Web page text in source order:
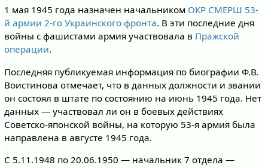
1 мая 1945 года назначен начальником ОКР СМЕРШ 53-
й армии 2-го Украинского фронта. В эти последние дня
войны с фашистами армия участвовала в Пражской
операции.
Последняя публикуемая информация по биографии Ф.В.
Воистинова отмечает, что в данных должности и звании
он состоял в штате по состоянию на июнь 1945 года. Нет
данных — участвовал ли он в боевых действиях
Советско-японской войны, на которую 53-я армия была
направлена в августе 1945 года.
С 5.11.1948 по 20.06.1950 — начальник 7 отдела —